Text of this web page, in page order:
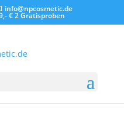
info@npcosmetic.de
€2 Gratisproben